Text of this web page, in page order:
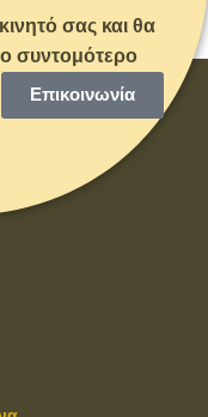
σας και θα
συντομότερο
Επικοινωνία